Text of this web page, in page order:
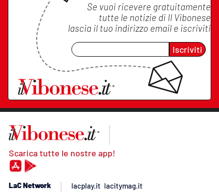
Se vuoi ricevere gratuitamente
tutte le notizie di Il Vibonese
lascia il tuo indirizzo email e iscriviti
Iscriviti
Scarica tutte le nostre app!
LaC Network
lacplay.it lacitymag.it